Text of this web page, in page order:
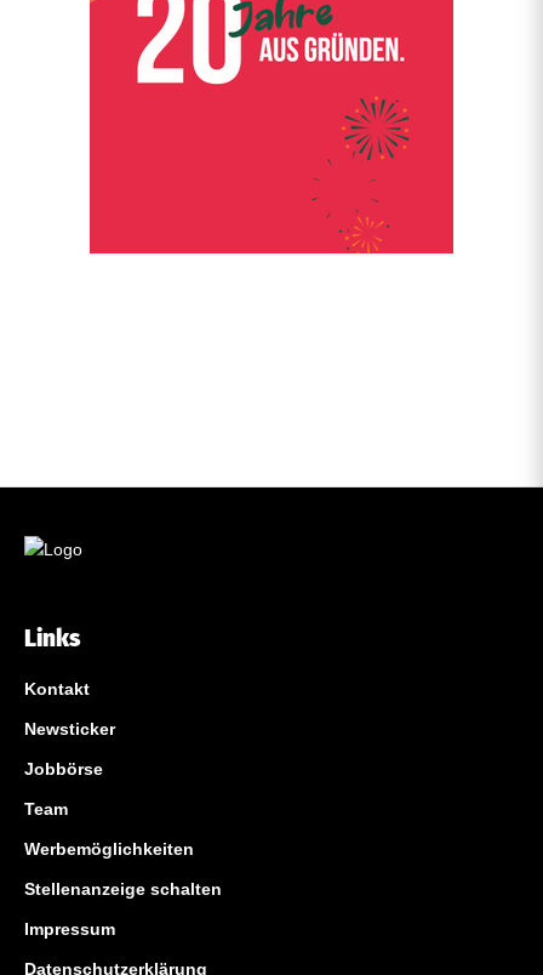
Links
Kontakt
Newsticker
Jobbörse
Team
Werbemöglichkeiten
Stellenanzeige schalten
Impressum
Datenschutzerklärung